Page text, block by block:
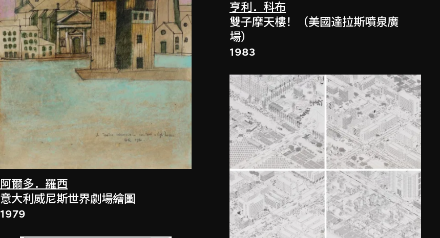
阿爾多．羅西
意大利威尼斯世界劇場繪圖
1979
亨利．科布
雙子摩天樓！（美國達拉斯噴泉廣
場）
1983